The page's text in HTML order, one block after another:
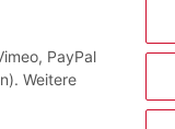
PayPal
Weitere